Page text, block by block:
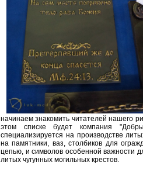
начинаем знакомить читателей нашего
этом списке будет компания
специализируется на производстве
на памятники, ваз, столбиков для
цепью, и символов особенной важности
литых чугунных могильных крестов.